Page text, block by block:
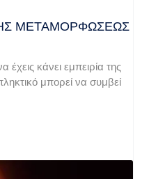
ΜΕΤΑΜΟΡΦΩΣΕΩΣ
κάνει εμπειρία της
μπορεί να συμβεί